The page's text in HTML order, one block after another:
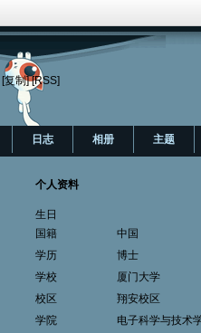
[复制] [RSS]
日志 相册 主题
个人资料
生日
国籍
中国
学历
博士
学校
厦门大学
校区
翔安校区
学院
电子科学与技术